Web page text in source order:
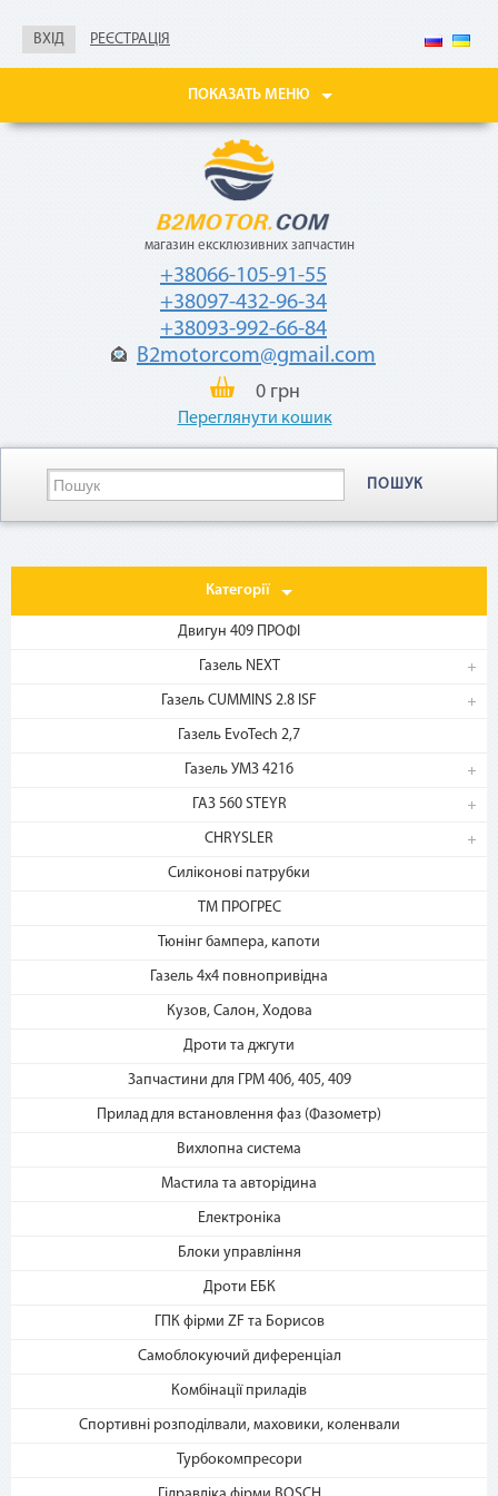
ВХІД РЕЄСТРАЦІЯ
ПОКАЗАТЬ МЕНЮ
магазин ексклюзивних запчастин
+38066-105-91-55
+38097-432-96-34
+38093-992-66-84
B2motorcom@gmail.com
0 грн
Переглянути кошик
ПОШУК
Категорії
Двигун 409 ПРОФІ
Газель NEXT
Газель CUMMINS 2.8 ISF
Газель EvoTech 2,7
Газель УМЗ 4216
ГАЗ 560 STEYR
CHRYSLER
Силіконові патрубки
ТМ ПРОГРЕС
Тюнінг бампера, капоти
Газель 4х4 повнопривідна
Кузов, Салон, Ходова
Дроти та джгути
Запчастини для ГРМ 406, 405, 409
Прилад для встановлення фаз (Фазометр)
Вихлопна система
Мастила та авторідина
Електроніка
Блоки управління
Дроти ЕБК
ГПК фірми ZF та Борисов
Самоблокуючий диференціал
Комбінації приладів
Спортивні розподілвали, маховики, коленвали
Турбокомпресори
справка о доходах
«Мгновенная рассрочка»
месяцев
Как воспользоваться
на b2motor.com и положите
2. Выберите способ оплаты –
«Мгновенная рассрочка»
3. Укажите количество
платежей и совершите
спишется первый платеж